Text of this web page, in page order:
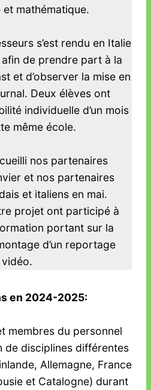
mathématique.
s’est rendu en Italie
de prendre part à la
et d’observer la mise en
Deux élèves ont
individuelle d’un mois
même école.
nos partenaires
et nos partenaires
et italiens en mai.
projet ont participé à
portant sur la
d’un reportage
vidéo.
en 2024-2025:
membres du personnel
de disciplines différentes
Allemagne, France
et Catalogne) durant